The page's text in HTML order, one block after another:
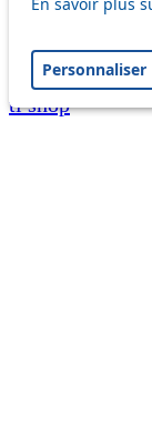
Customer
Useful links
tl shop
Personnaliser